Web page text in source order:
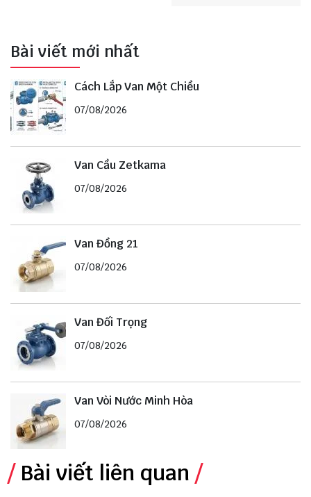
Bài viết mới nhất
Cách Lắp Van Một Chiều
07/08/2026
Van Cầu Zetkama
07/08/2026
Van Đồng 21
07/08/2026
Van Đối Trọng
07/08/2026
Van Vòi Nước Minh Hòa
07/08/2026
Bài viết liên quan